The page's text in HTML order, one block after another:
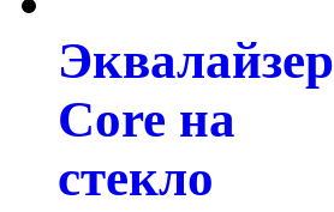
Эквалайзер
Core на
стекло